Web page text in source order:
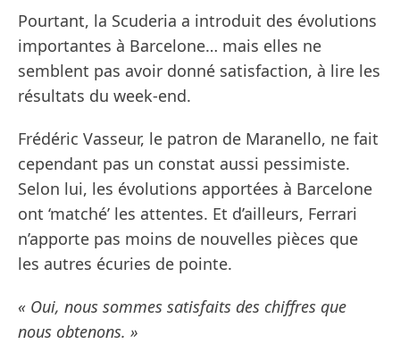
Pourtant, la Scuderia a introduit des évolutions
importantes à Barcelone… mais elles ne
semblent pas avoir donné satisfaction, à lire les
résultats du week-end.
Frédéric Vasseur, le patron de Maranello, ne fait
cependant pas un constat aussi pessimiste.
Selon lui, les évolutions apportées à Barcelone
ont ‘matché’ les attentes. Et d’ailleurs, Ferrari
n’apporte pas moins de nouvelles pièces que
les autres écuries de pointe.
« Oui, nous sommes satisfaits des chiffres que
nous obtenons. »